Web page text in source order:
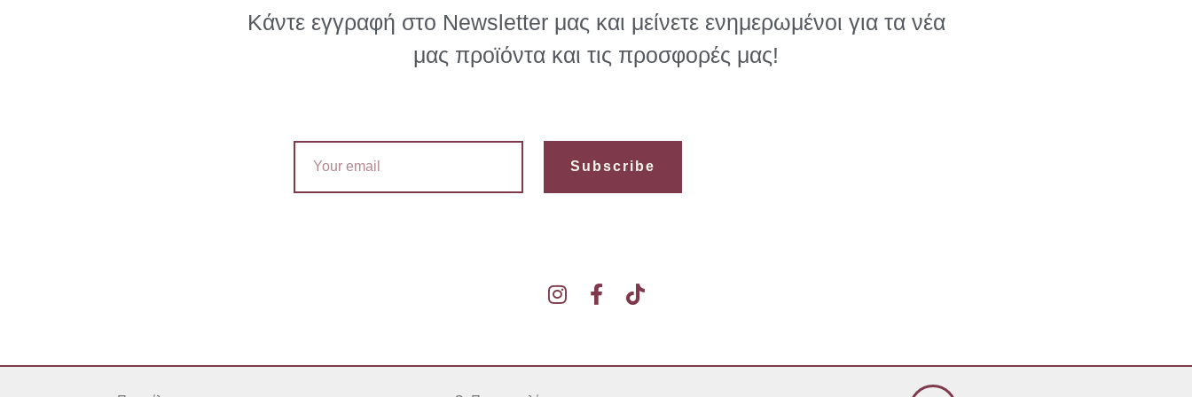
Κάντε εγγραφή στο Newsletter μας και μείνετε ενημερωμένοι για τα νέα
μας προϊόντα και τις προσφορές μας!
Subscribe
I
F
T